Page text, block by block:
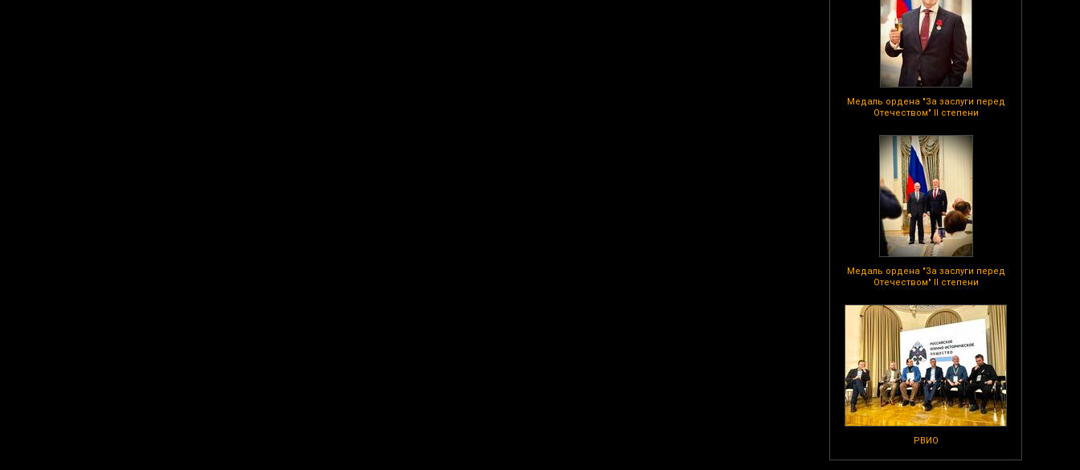
Медаль ордена "За заслуги перед
Отечеством" II степени
Медаль ордена "За заслуги перед
Отечеством" II степени
РВИО